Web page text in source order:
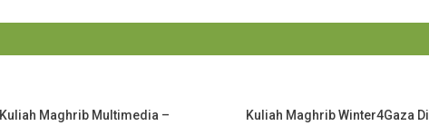
Kuliah Maghrib Multimedia –
Kuliah Maghrib Winter4Gaza Di